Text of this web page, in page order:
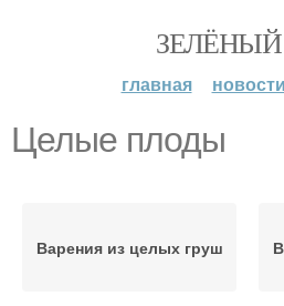
главная новости
Целые плоды
Варения из целых груш